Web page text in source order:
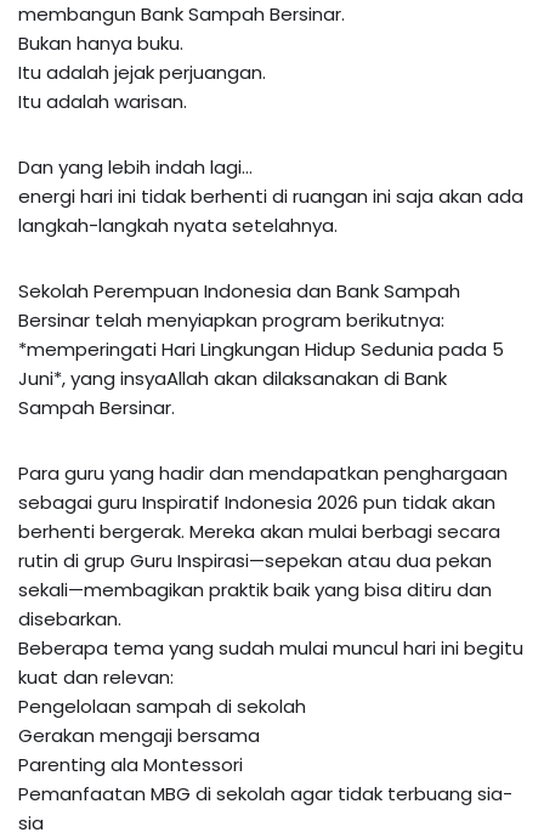
membangun Bank Sampah Bersinar.
Bukan hanya buku.
Itu adalah jejak perjuangan.
Itu adalah warisan.
Dan yang lebih indah lagi…
energi hari ini tidak berhenti di ruangan ini saja akan ada
langkah-langkah nyata setelahnya.
Sekolah Perempuan Indonesia dan Bank Sampah
Bersinar telah menyiapkan program berikutnya:
*memperingati Hari Lingkungan Hidup Sedunia pada 5
Juni*, yang insyaAllah akan dilaksanakan di Bank
Sampah Bersinar.
Para guru yang hadir dan mendapatkan penghargaan
sebagai guru Inspiratif Indonesia 2026 pun tidak akan
berhenti bergerak. Mereka akan mulai berbagi secara
rutin di grup Guru Inspirasi—sepekan atau dua pekan
sekali—membagikan praktik baik yang bisa ditiru dan
disebarkan.
Beberapa tema yang sudah mulai muncul hari ini begitu
kuat dan relevan:
Pengelolaan sampah di sekolah
Gerakan mengaji bersama
Parenting ala Montessori
Pemanfaatan MBG di sekolah agar tidak terbuang sia-
sia